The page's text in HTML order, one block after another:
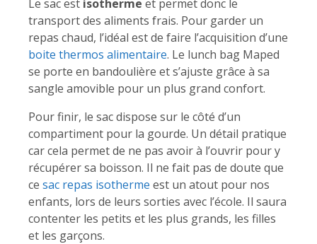
Le sac est isotherme et permet donc le
transport des aliments frais. Pour garder un
repas chaud, l’idéal est de faire l’acquisition d’une
boite thermos alimentaire. Le lunch bag Maped
se porte en bandoulière et s’ajuste grâce à sa
sangle amovible pour un plus grand confort.
Pour finir, le sac dispose sur le côté d’un
compartiment pour la gourde. Un détail pratique
car cela permet de ne pas avoir à l’ouvrir pour y
récupérer sa boisson. Il ne fait pas de doute que
ce sac repas isotherme est un atout pour nos
enfants, lors de leurs sorties avec l’école. Il saura
contenter les petits et les plus grands, les filles
et les garçons.